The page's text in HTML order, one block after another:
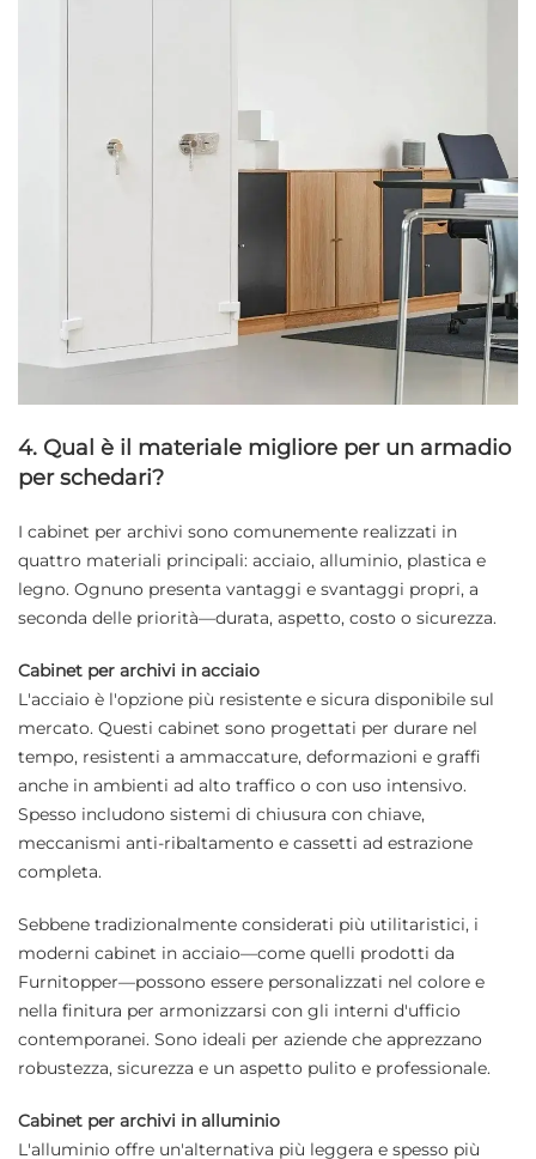
4. Qual è il materiale migliore per un armadio
per schedari?
I cabinet per archivi sono comunemente realizzati in
quattro materiali principali: acciaio, alluminio, plastica e
legno. Ognuno presenta vantaggi e svantaggi propri, a
seconda delle priorità—durata, aspetto, costo o sicurezza.
Cabinet per archivi in acciaio
L'acciaio è l'opzione più resistente e sicura disponibile sul
mercato. Questi cabinet sono progettati per durare nel
tempo, resistenti a ammaccature, deformazioni e graffi
anche in ambienti ad alto traffico o con uso intensivo.
Spesso includono sistemi di chiusura con chiave,
meccanismi anti-ribaltamento e cassetti ad estrazione
completa.
Sebbene tradizionalmente considerati più utilitaristici, i
moderni cabinet in acciaio—come quelli prodotti da
Furnitopper—possono essere personalizzati nel colore e
nella finitura per armonizzarsi con gli interni d'ufficio
contemporanei. Sono ideali per aziende che apprezzano
robustezza, sicurezza e un aspetto pulito e professionale.
Cabinet per archivi in alluminio
L'alluminio offre un'alternativa più leggera e spesso più